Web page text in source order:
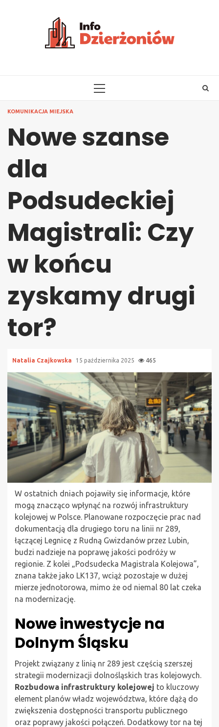
PRIMARY
KOMUNIKACJA MIEJSKA
Nowe szanse
dla
Podsudeckiej
Magistrali: Czy
w końcu
zyskamy drugi
tor?
Natalia Czajkowska 15 października 2025 465
W ostatnich dniach pojawiły się informacje, które
mogą znacząco wpłynąć na rozwój infrastruktury
kolejowej w Polsce. Planowane rozpoczęcie prac nad
dokumentacją dla drugiego toru na linii nr 289,
łączącej Legnicę z Rudną Gwizdanów przez Lubin,
budzi nadzieje na poprawę jakości podróży w
regionie. Z kolei „Podsudecka Magistrala Kolejowa”,
znana także jako LK137, wciąż pozostaje w dużej
mierze jednotorowa, mimo że od niemal 80 lat czeka
na modernizację.
Nowe inwestycje na
Dolnym Śląsku
Projekt związany z linią nr 289 jest częścią szerszej
strategii modernizacji dolnośląskich tras kolejowych.
Rozbudowa infrastruktury kolejowej to kluczowy
element planów władz województwa, które dążą do
zwiększenia dostępności transportu publicznego
oraz poprawy jakości połączeń. Dodatkowy tor na tej